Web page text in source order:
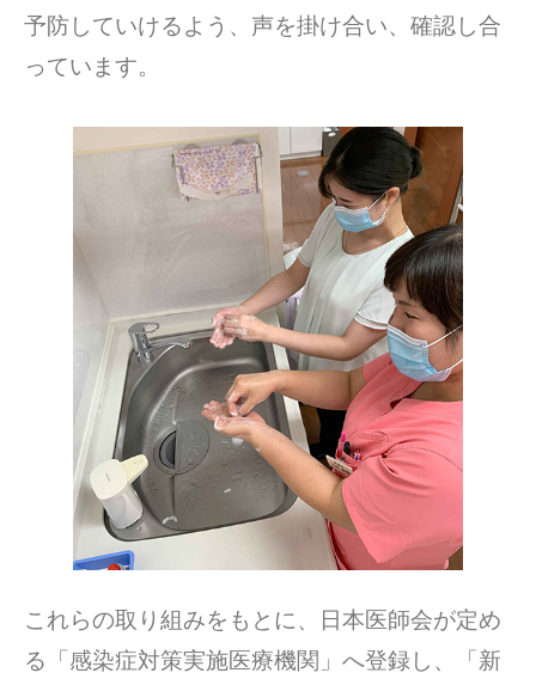
予防していけるよう、声を掛け合い、確認し合
っています。
これらの取り組みをもとに、日本医師会が定め
る「感染症対策実施医療機関」へ登録し、「新